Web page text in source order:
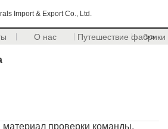
Import & Export Co., Ltd.
О нас Путешествие фабрики
>>
проверки команды,